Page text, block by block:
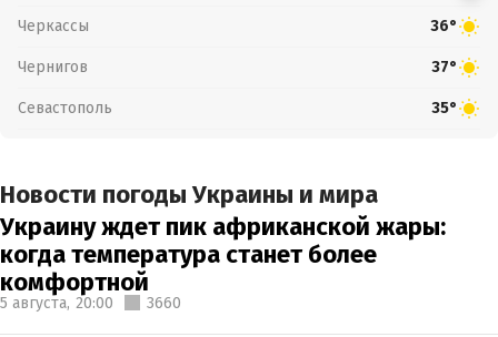
Черкассы 36°
Чернигов 37°
Севастополь 35°
Новости погоды Украины и мира
Украину ждет пик африканской жары:
когда температура станет более
комфортной
5 августа, 20:00 3660